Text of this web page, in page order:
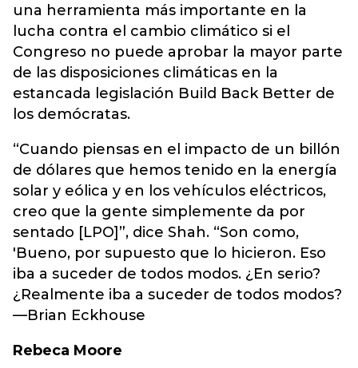
una herramienta más importante en la
lucha contra el cambio climático si el
Congreso no puede aprobar la mayor parte
de las disposiciones climáticas en la
estancada legislación Build Back Better de
los demócratas.
“Cuando piensas en el impacto de un billón
de dólares que hemos tenido en la energía
solar y eólica y en los vehículos eléctricos,
creo que la gente simplemente da por
sentado [LPO]”, dice Shah. “Son como,
'Bueno, por supuesto que lo hicieron. Eso
iba a suceder de todos modos. ¿En serio?
¿Realmente iba a suceder de todos modos?
—Brian Eckhouse
Rebeca Moore